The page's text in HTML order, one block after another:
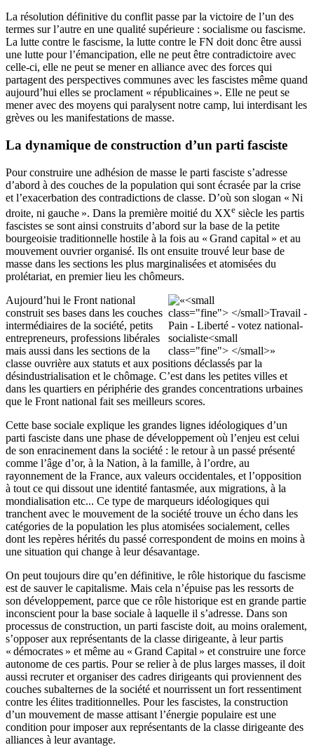
La résolution définitive du conflit passe par la victoire de l’un des
termes sur l’autre en une qualité supérieure : socialisme ou fascisme.
La lutte contre le fascisme, la lutte contre le FN doit donc être aussi
une lutte pour l’émancipation, elle ne peut être contradictoire avec
celle-ci, elle ne peut se mener en alliance avec des forces qui
partagent des perspectives communes avec les fascistes même quand
aujourd’hui elles se proclament « républicaines ». Elle ne peut se
mener avec des moyens qui paralysent notre camp, lui interdisant les
grèves ou les manifestations de masse.
La dynamique de construction d’un parti fasciste
Pour construire une adhésion de masse le parti fasciste s’adresse
d’abord à des couches de la population qui sont écrasée par la crise
et l’exacerbation des contradictions de classe. D’où son slogan « Ni
droite, ni gauche ». Dans la première moitié du XXe siècle les partis
fascistes se sont ainsi construits d’abord sur la base de la petite
bourgeoisie traditionnelle hostile à la fois au « Grand capital » et au
mouvement ouvrier organisé. Ils ont ensuite trouvé leur base de
masse dans les sections les plus marginalisées et atomisées du
prolétariat, en premier lieu les chômeurs.
Aujourd’hui le Front national
construit ses bases dans les couches
intermédiaires de la société, petits
entrepreneurs, professions libérales
mais aussi dans les sections de la
classe ouvrière aux statuts et aux positions déclassés par la
désindustrialisation et le chômage. C’est dans les petites villes et
dans les quartiers en périphérie des grandes concentrations urbaines
que le Front national fait ses meilleurs scores.
Cette base sociale explique les grandes lignes idéologiques d’un
parti fasciste dans une phase de développement où l’enjeu est celui
de son enracinement dans la société : le retour à un passé présenté
comme l’âge d’or, à la Nation, à la famille, à l’ordre, au
rayonnement de la France, aux valeurs occidentales, et l’opposition
à tout ce qui dissout une identité fantasmée, aux migrations, à la
mondialisation etc... Ce type de marqueurs idéologiques qui
tranchent avec le mouvement de la société trouve un écho dans les
catégories de la population les plus atomisées socialement, celles
dont les repères hérités du passé correspondent de moins en moins à
une situation qui change à leur désavantage.
On peut toujours dire qu’en définitive, le rôle historique du fascisme
est de sauver le capitalisme. Mais cela n’épuise pas les ressorts de
son développement, parce que ce rôle historique est en grande partie
inconscient pour la base sociale à laquelle il s’adresse. Dans son
processus de construction, un parti fasciste doit, au moins oralement,
s’opposer aux représentants de la classe dirigeante, à leur partis
« démocrates » et même au « Grand Capital » et construire une force
autonome de ces partis. Pour se relier à de plus larges masses, il doit
aussi recruter et organiser des cadres dirigeants qui proviennent des
couches subalternes de la société et nourrissent un fort ressentiment
contre les élites traditionnelles. Pour les fascistes, la construction
d’un mouvement de masse attisant l’énergie populaire est une
condition pour imposer aux représentants de la classe dirigeante des
alliances à leur avantage.